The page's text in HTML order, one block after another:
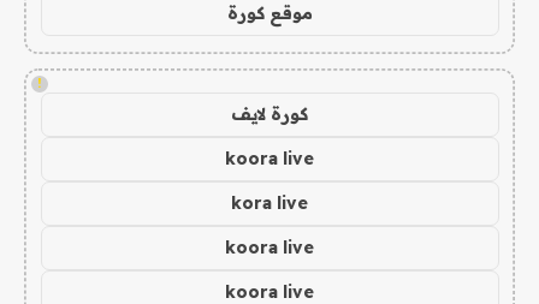
موقع كورة
!
كورة لايف
koora live
kora live
koora live
koora live